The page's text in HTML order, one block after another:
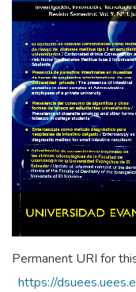
Permanent URI for
https://